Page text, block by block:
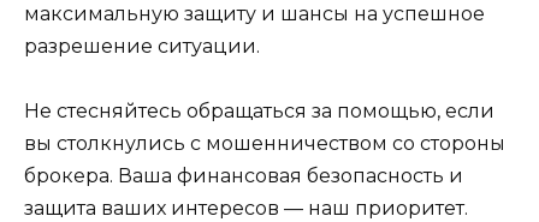
максимальную защиту и шансы на успешное
разрешение ситуации.
Не стесняйтесь обращаться за помощью, если
вы столкнулись с мошенничеством со стороны
брокера. Ваша финансовая безопасность и
защита ваших интересов — наш приоритет.